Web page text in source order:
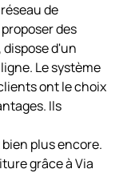
de
des
d'un
Le système
ont le choix
Ils
bien plus encore.
grâce à Via